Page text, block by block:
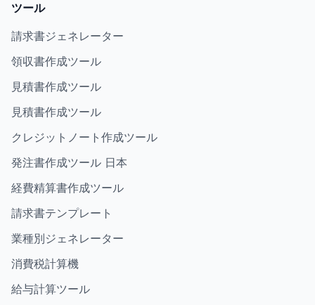
ツール
請求書ジェネレーター
領収書作成ツール
見積書作成ツール
見積書作成ツール
クレジットノート作成ツール
発注書作成ツール 日本
経費精算書作成ツール
請求書テンプレート
業種別ジェネレーター
消費税計算機
給与計算ツール